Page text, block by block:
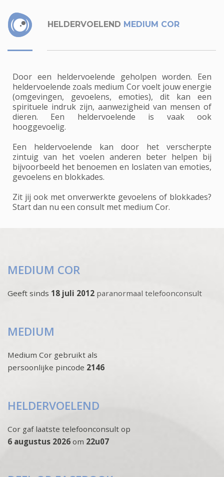
HELDERVOELEND MEDIUM COR
Door een heldervoelende geholpen worden. Een
heldervoelende zoals medium Cor voelt jouw energie
(omgevingen, gevoelens, emoties), dit kan een
spirituele indruk zijn, aanwezigheid van mensen of
dieren. Een heldervoelende is vaak ook
hooggevoelig.
Een heldervoelende kan door het verscherpte
zintuig van het voelen anderen beter helpen bij
bijvoorbeeld het benoemen en loslaten van emoties,
gevoelens en blokkades.
Zit jij ook met onverwerkte gevoelens of blokkades?
Start dan nu een consult met medium Cor.
MEDIUM COR
Geeft sinds 18 juli 2012 paranormaal telefoonconsult
MEDIUM
Medium Cor gebruikt als
persoonlijke pincode 2146
HELDERVOELEND
Cor gaf laatste telefoonconsult op
6 augustus 2026 om 22u07